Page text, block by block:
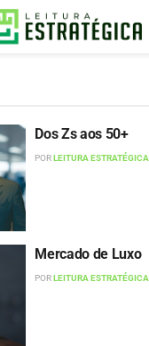
Dos Zs aos 50+
PORLEITURA ESTRATÉGICA
Mercado de Luxo
PORLEITURA ESTRATÉGICA